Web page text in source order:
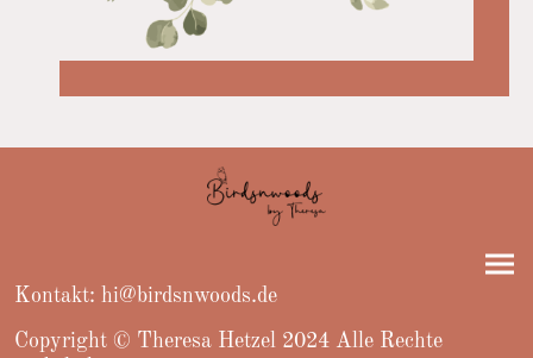
Kontakt: hi@birdsnwoods.de
Copyright © Theresa Hetzel 2024 Alle Rechte